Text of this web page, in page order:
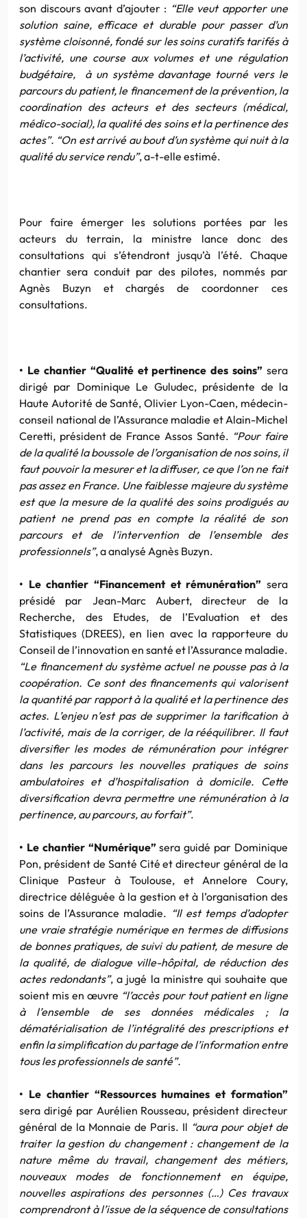
son discours avant d’ajouter : “Elle veut apporter une
solution saine, efficace et durable pour passer d’un
système cloisonné, fondé sur les soins curatifs tarifés à
l’activité, une course aux volumes et une régulation
budgétaire, à un système davantage tourné vers le
parcours du patient, le financement de la prévention, la
coordination des acteurs et des secteurs (médical,
médico-social), la qualité des soins et la pertinence des
actes”. “On est arrivé au bout d’un système qui nuit à la
qualité du service rendu”, a-t-elle estimé.
Pour faire émerger les solutions portées par les
acteurs du terrain, la ministre lance donc des
consultations qui s’étendront jusqu’à l’été. Chaque
chantier sera conduit par des pilotes, nommés par
Agnès Buzyn et chargés de coordonner ces
consultations.
• Le chantier “Qualité et pertinence des soins” sera
dirigé par Dominique Le Guludec, présidente de la
Haute Autorité de Santé, Olivier Lyon-Caen, médecin-
conseil national de l’Assurance maladie et Alain-Michel
Ceretti, président de France Assos Santé. “Pour faire
de la qualité la boussole de l’organisation de nos soins, il
faut pouvoir la mesurer et la diffuser, ce que l’on ne fait
pas assez en France. Une faiblesse majeure du système
est que la mesure de la qualité des soins prodigués au
patient ne prend pas en compte la réalité de son
parcours et de l’intervention de l’ensemble des
professionnels”, a analysé Agnès Buzyn.
• Le chantier “Financement et rémunération” sera
présidé par Jean-Marc Aubert, directeur de la
Recherche, des Etudes, de l’Evaluation et des
Statistiques (DREES), en lien avec la rapporteure du
Conseil de l’innovation en santé et l’Assurance maladie.
“Le financement du système actuel ne pousse pas à la
coopération. Ce sont des financements qui valorisent
la quantité par rapport à la qualité et la pertinence des
actes. L’enjeu n’est pas de supprimer la tarification à
l’activité, mais de la corriger, de la rééquilibrer. Il faut
diversifier les modes de rémunération pour intégrer
dans les parcours les nouvelles pratiques de soins
ambulatoires et d’hospitalisation à domicile. Cette
diversification devra permettre une rémunération à la
pertinence, au parcours, au forfait”.
• Le chantier “Numérique”sera guidé par Dominique
Pon, président de Santé Cité et directeur général de la
Clinique Pasteur à Toulouse, et Annelore Coury,
directrice déléguée à la gestion et à l’organisation des
soins de l’Assurance maladie. “Il est temps d’adopter
une vraie stratégie numérique en termes de diffusions
de bonnes pratiques, de suivi du patient, de mesure de
la qualité, de dialogue ville-hôpital, de réduction des
actes redondants”, a jugé la ministre qui souhaite que
soient mis en œuvre “l’accès pour tout patient en ligne
à l’ensemble de ses données médicales ; la
dématérialisation de l’intégralité des prescriptions et
enfin la simplification du partage de l’information entre
tous les professionnels de santé”.
• Le chantier “Ressources humaines et formation”
sera dirigé par Aurélien Rousseau, président directeur
général de la Monnaie de Paris. Il “aura pour objet de
traiter la gestion du changement : changement de la
nature même du travail, changement des métiers,
nouveaux modes de fonctionnement en équipe,
nouvelles aspirations des personnes (…) Ces travaux
comprendront à l’issue de la séquence de consultations